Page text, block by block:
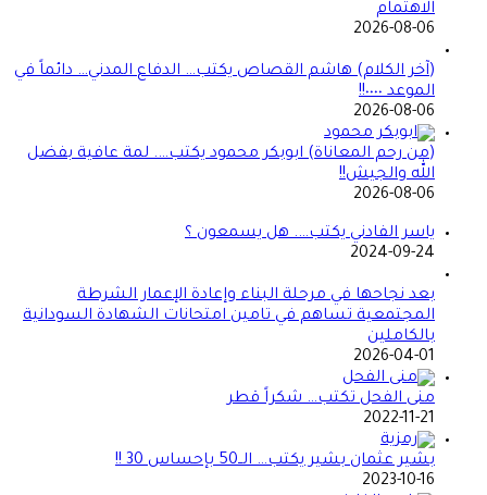
الاهتمام
2026-08-06
(آخر الكلام) هاشم القصاص يكتب… الدفاع المدني… دائماً في
الموعد ٠٠٠٠!!
2026-08-06
(من رحم المعاناة) ابوبكر محمود يكتب…. لمة عافية بفضل
الله والجيش!!
2026-08-06
ياسر الفادني يكتب…. هل يسمعون ؟
2024-09-24
بعد نجاحها في مرحلة البناء وإعادة الإعمار الشرطة
المجتمعية تساهم في تامين امتحانات الشهادة السودانية
بالكاملين
2026-04-01
منى الفحل تكتب… شكراً قطر
2022-11-21
بشير عثمان بشير يكتب… الــ50 بإحساس 30 !!
2023-10-16